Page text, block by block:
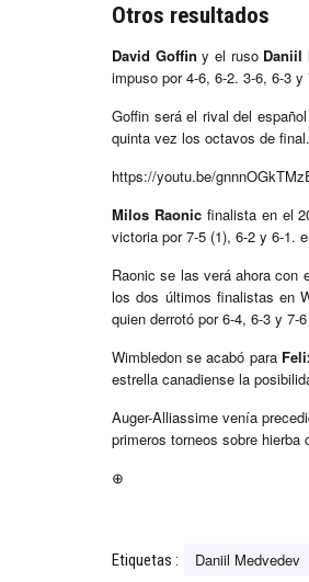
Otros resultados
David Goffin y el ruso Daniil
impuso por 4-6, 6-2. 3-6, 6-3 y
Goffin será el rival del
quinta vez los octavos de final.
https://youtu.be/
Milos Raonicfinalista en el
victoria por 7-5 (1), 6-2 y 6-1.
Raonic se las verá ahora con
los dos últimos finalistas en
quien derrotó por 6-4, 6-3 y 7-
Wimbledon se acabó para
estrella canadiense la
Auger-Alliassime venía
primeros torneos sobre hierba
⊕
Etiquetas : Daniil Medvedev